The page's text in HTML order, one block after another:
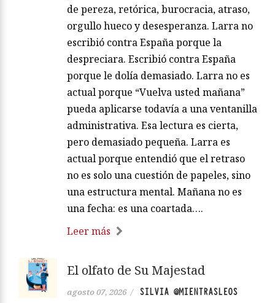
de pereza, retórica, burocracia, atraso,
orgullo hueco y desesperanza. Larra no
escribió contra España porque la
despreciara. Escribió contra España
porque le dolía demasiado. Larra no es
actual porque “Vuelva usted mañana”
pueda aplicarse todavía a una ventanilla
administrativa. Esa lectura es cierta,
pero demasiado pequeña. Larra es
actual porque entendió que el retraso
no es solo una cuestión de papeles, sino
una estructura mental. Mañana no es
una fecha: es una coartada….
Leer más
El olfato de Su Majestad
agosto 07, 2026 / SILVIA @MIENTRASLEOS